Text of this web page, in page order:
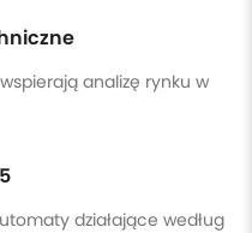
analizę rynku w
działające według